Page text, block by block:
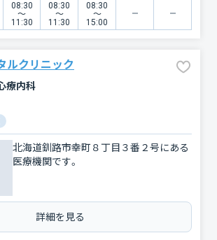
08:30
〜
11:30
08:30
〜
11:30
08:30
〜
15:00
ルクリニック
療内科
北海道釧路市幸町８丁目３番２号にある
医療機関です。
詳細を見る